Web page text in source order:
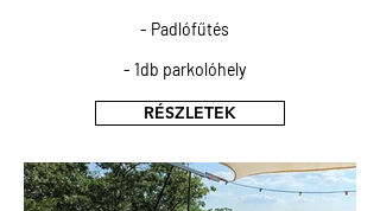
RÉSZLETEK
- Padlófűtés
- 1db parkolóhely